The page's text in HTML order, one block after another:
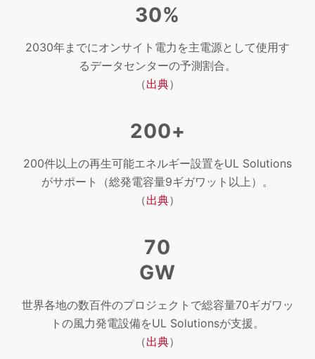
30%
2030年までにオンサイト電力を主電源として使用す
るデータセンターの予測割合。
（出典）
200+
200件以上の再生可能エネルギー設置をUL Solutions
がサポート（総発電容量9ギガワット以上）。
（出典）
70
GW
世界各地の数百件のプロジェクトで総容量70ギガワッ
トの風力発電設備をUL Solutionsが支援。
（出典）